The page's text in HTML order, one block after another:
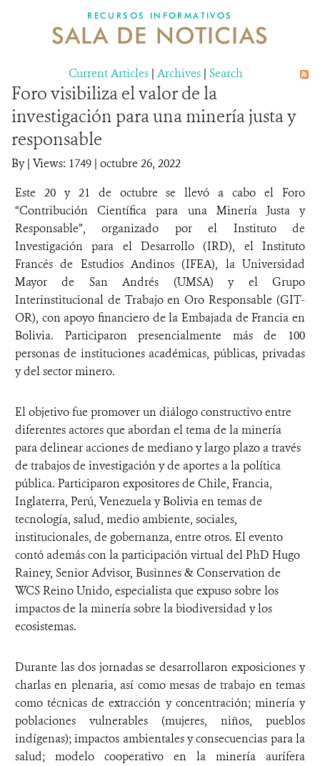
NOSOTROS
DONA
RECURSOS INFORMATIVOS
SALA DE NOTICIAS
Current Articles | Archives | Search
Foro visibiliza el valor de la
investigación para una minería justa y
responsable
By| Views: 1749 | octubre 26, 2022
Este 20 y 21 de octubre se llevó a cabo el Foro
“Contribución Científica para una Minería Justa y
Responsable”, organizado por el Instituto de
Investigación para el Desarrollo (IRD), el Instituto
Francés de Estudios Andinos (IFEA), la Universidad
Mayor de San Andrés (UMSA) y el Grupo
Interinstitucional de Trabajo en Oro Responsable (GIT-
OR), con apoyo financiero de la Embajada de Francia en
Bolivia. Participaron presencialmente más de 100
personas de instituciones académicas, públicas, privadas
y del sector minero.
El objetivo fue promover un diálogo constructivo entre
diferentes actores que abordan el tema de la minería
para delinear acciones de mediano y largo plazo a través
de trabajos de investigación y de aportes a la política
pública. Participaron expositores de Chile, Francia,
Inglaterra, Perú, Venezuela y Bolivia en temas de
tecnología, salud, medio ambiente, sociales,
institucionales, de gobernanza, entre otros. El evento
contó además con la participación virtual del PhD Hugo
Rainey, Senior Advisor, Businnes & Conservation de
WCS Reino Unido, especialista que expuso sobre los
impactos de la minería sobre la biodiversidad y los
ecosistemas.
Durante las dos jornadas se desarrollaron exposiciones y
charlas en plenaria, así como mesas de trabajo en temas
como técnicas de extracción y concentración; minería y
poblaciones vulnerables (mujeres, niños, pueblos
indígenas); impactos ambientales y consecuencias para la
salud; modelo cooperativo en la minería aurífera